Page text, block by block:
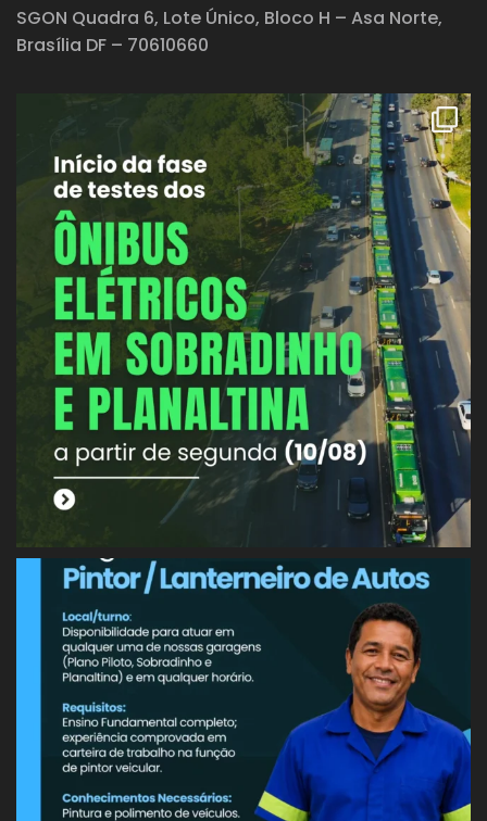
SGON Quadra 6, Lote Único, Bloco H – Asa Norte,
Brasília DF – 70610660